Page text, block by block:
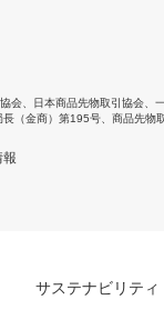
会 日本商品先物取引協会
（金商）第195号、商品先物
報
サステナビリティ